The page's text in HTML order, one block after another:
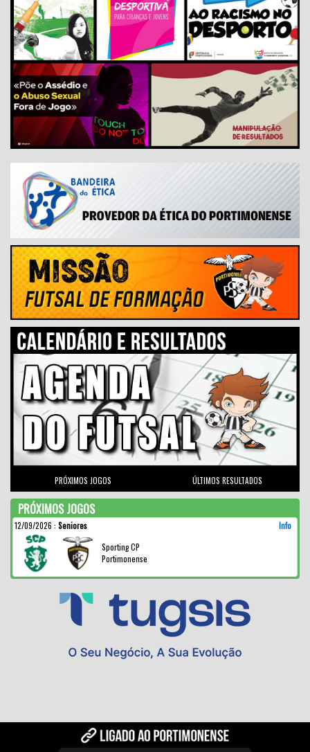
PRÓXIMOS JOGOS ÚLTIMOS RESULTADOS
PRÓXIMOS JOGOS
12/09/2026 : Seniores
Info
Sporting CP
Portimonense